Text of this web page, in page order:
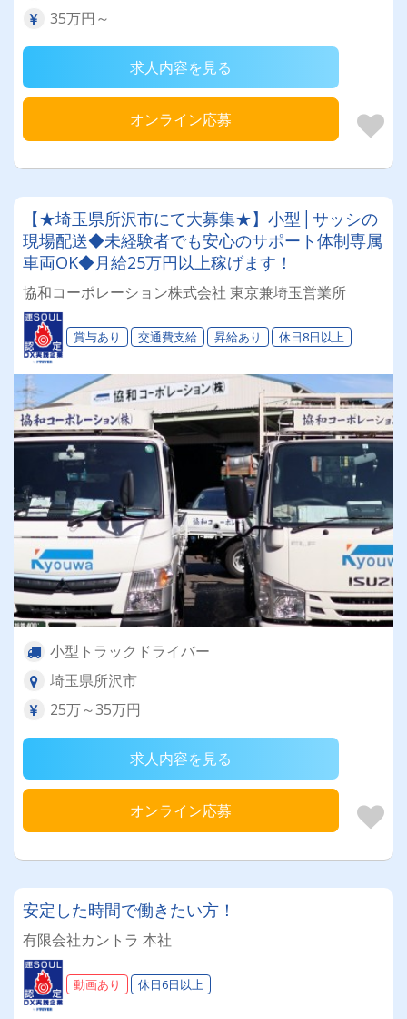
35万円～
求人内容を見る
オンライン応募
【★埼玉県所沢市にて大募集★】小型│サッシの
現場配送◆未経験者でも安心のサポート体制専属
車両OK◆月給25万円以上稼げます！
協和コーポレーション株式会社 東京兼埼玉営業所
賞与あり 交通費支給 昇給あり 休日8日以上
小型トラックドライバー
埼玉県所沢市
25万～35万円
求人内容を見る
オンライン応募
安定した時間で働きたい方！
有限会社カントラ 本社
動画あり 休日6日以上